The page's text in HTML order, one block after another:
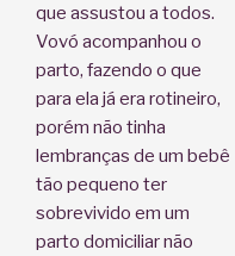
que assustou a todos.
Vovó acompanhou o
parto, fazendo o que
para ela já era rotineiro,
porém não tinha
lembranças de um bebê
tão pequeno ter
sobrevivido em um
parto domiciliar não